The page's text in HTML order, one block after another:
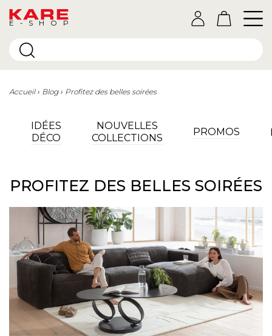
E-SHOP
Accueil Blog Profitez des belles soirées
IDÉES
DÉCO
NOUVELLES
COLLECTIONS
PROMOS
PROFITEZ DES BELLES SOIRÉES